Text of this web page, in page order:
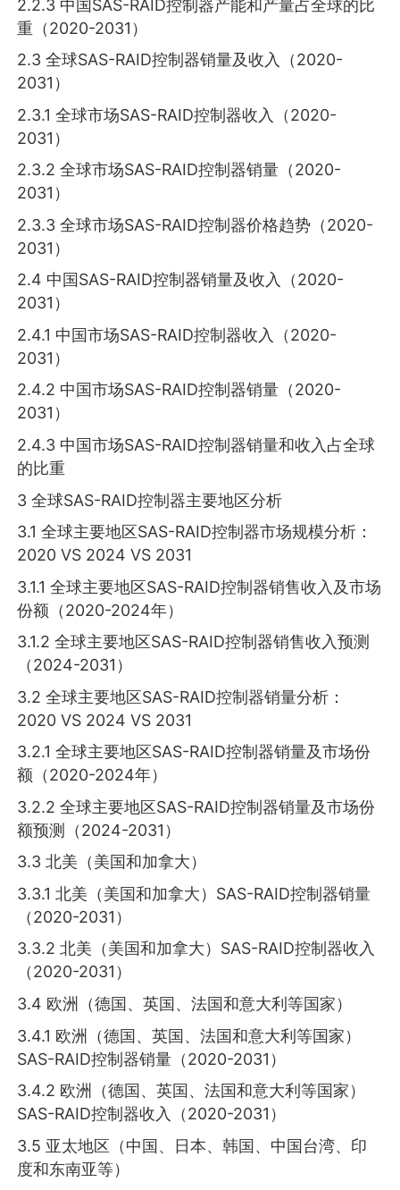
2.2.3 中国SAS-RAID控制器产能和产量占全球的比
重（2020-2031）
2.3 全球SAS-RAID控制器销量及收入（2020-
2031）
2.3.1 全球市场SAS-RAID控制器收入（2020-
2031）
2.3.2 全球市场SAS-RAID控制器销量（2020-
2031）
2.3.3 全球市场SAS-RAID控制器价格趋势（2020-
2031）
2.4 中国SAS-RAID控制器销量及收入（2020-
2031）
2.4.1 中国市场SAS-RAID控制器收入（2020-
2031）
2.4.2 中国市场SAS-RAID控制器销量（2020-
2031）
2.4.3 中国市场SAS-RAID控制器销量和收入占全球
的比重
3 全球SAS-RAID控制器主要地区分析
3.1 全球主要地区SAS-RAID控制器市场规模分析：
2020 VS 2024 VS 2031
3.1.1 全球主要地区SAS-RAID控制器销售收入及市场
份额（2020-2024年）
3.1.2 全球主要地区SAS-RAID控制器销售收入预测
（2024-2031）
3.2 全球主要地区SAS-RAID控制器销量分析：
2020 VS 2024 VS 2031
3.2.1 全球主要地区SAS-RAID控制器销量及市场份
额（2020-2024年）
3.2.2 全球主要地区SAS-RAID控制器销量及市场份
额预测（2024-2031）
3.3 北美（美国和加拿大）
3.3.1 北美（美国和加拿大）SAS-RAID控制器销量
（2020-2031）
3.3.2 北美（美国和加拿大）SAS-RAID控制器收入
（2020-2031）
3.4 欧洲（德国、英国、法国和意大利等国家）
3.4.1 欧洲（德国、英国、法国和意大利等国家）
SAS-RAID控制器销量（2020-2031）
3.4.2 欧洲（德国、英国、法国和意大利等国家）
SAS-RAID控制器收入（2020-2031）
3.5 亚太地区（中国、日本、韩国、中国台湾、印
度和东南亚等）